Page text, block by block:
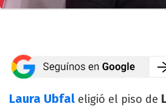
Laura Ubfal eligió el piso de